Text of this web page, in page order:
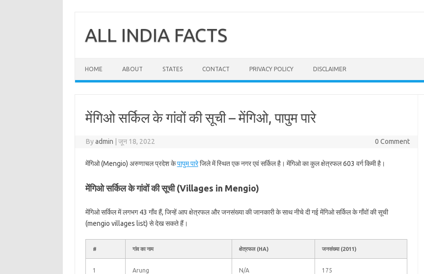
contentALL INDIA FACTS
HOME ABOUT STATES CONTACT PRIVACY POLICY DISCLAIMER
मेंगिओ सर्किल के गांवों की सूची – मेंगिओ, पापुम पारे
Byadmin जून 18, 2022 0 Comment
मेंगिओ (Mengio) अरुणाचल प्रदेश केपापुम पारेजिले में स्थित एक नगर एवं सर्किल है। मेंगिओ का कुल क्षेत्रफल 603 वर्ग किमी है।
मेंगिओ सर्किल के गांवों की सूची (Villages in Mengio)
मेंगिओ सर्किल में लगभग 43 गाँव हैं, जिन्हें आप क्षेत्रफल और जनसंख्या की जानकारी के साथ नीचे दी गई मेंगिओ सर्किल के गाँवों की सूची
(mengio villages list) से देख सकते हैं।
# गांव का नाम क्षेत्रफल (HA) जनसंख्या (2011)
1 Arung N/A 175